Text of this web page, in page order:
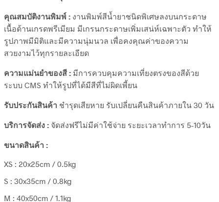
คุณสมบัติงานพิมพ์ : งานพิมพ์สีน้ำยาชนิดพิเศษลงบนกระดาษ
เนื้อด้านเกรดพรีเมียม มีเกรนกระดาษเพิ่มเสน่ห์เฉพาะตัว ทำให้
รูปภาพมีมิติและมีความนุ่มนวล เพื่อคงคุณค่าของความ
สวยงามไว้ทุกรายละเอียด
ความแม่นยำของสี : มีการควบคุมความเที่ยงตรงของสีด้วย
ระบบ CMS ทำให้รูปที่ได้มีสีที่ไม่ผิดเพี้ยน
รับประกันสินค้า ชำรุดเสียหาย รับเปลี่ยนคืนสินค้าภายใน 30 วัน
บริการจัดส่ง : จัดส่งฟรีไม่มีค่าใช้จ่าย ระยะเวลาทำการ 5-10วัน
ขนาดสินค้า :
XS : 20x25cm / 0.5kg
S : 30x35cm / 0.8kg
M : 40x50cm / 1.1kg